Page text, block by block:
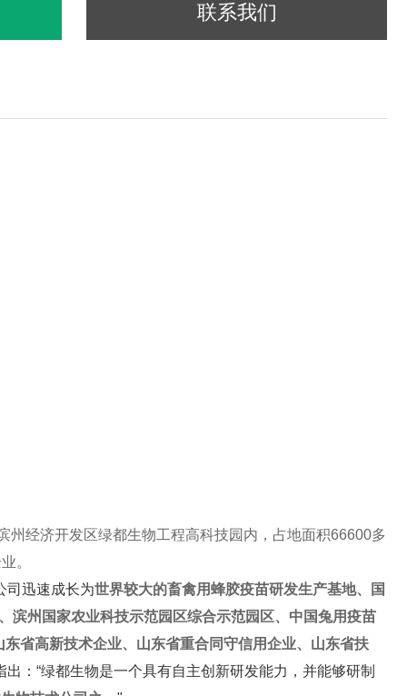
联系我们
经济开发区绿都生物工程高科技园内，占地面积66600多
。
迅速成长为世界较大的畜禽用蜂胶疫苗研发生产基地、国
滨州国家农业科技示范园区综合示范园区、中国兔用疫苗
省高新技术企业、山东省重合同守信用企业、山东省扶
：“绿都生物是一个具有自主创新研发能力，并能够研制